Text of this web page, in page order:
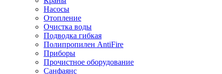
Насосы
Отопление
Очистка воды
Подводка гибкая
Полипропилен AntiFire
Приборы
Прочистное оборудование
Санфаянс